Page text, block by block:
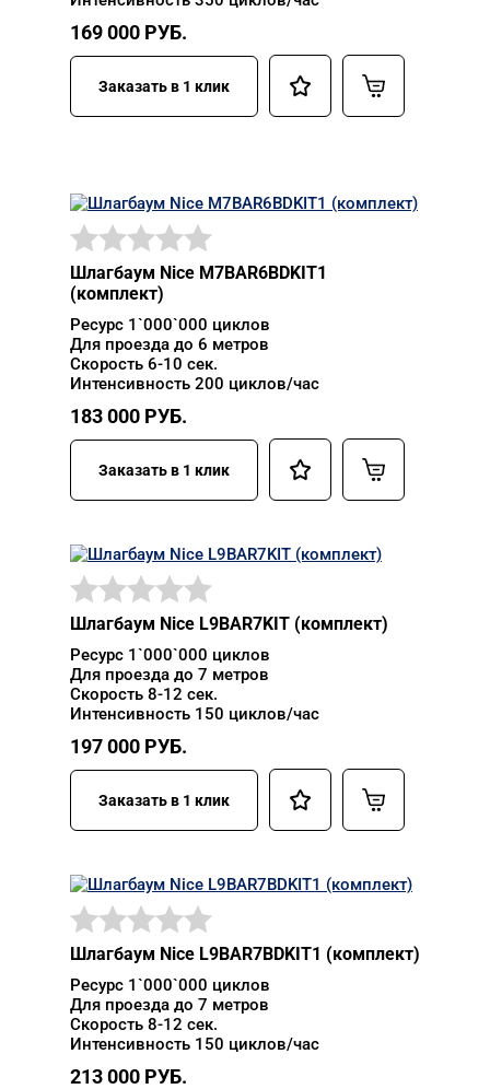
169 000 РУБ.
Заказать в 1 клик
Шлагбаум Nice M7BAR6BDKIT1
(комплект)
Ресурс 1`000`000 циклов
Для проезда до 6 метров
Скорость 6-10 сек.
Интенсивность 200 циклов/час
183 000 РУБ.
Заказать в 1 клик
Шлагбаум Nice L9BAR7KIT (комплект)
Ресурс 1`000`000 циклов
Для проезда до 7 метров
Скорость 8-12 сек.
Интенсивность 150 циклов/час
197 000 РУБ.
Заказать в 1 клик
Шлагбаум Nice L9BAR7BDKIT1 (комплект)
Ресурс 1`000`000 циклов
Для проезда до 7 метров
Скорость 8-12 сек.
Интенсивность 150 циклов/час
213 000 РУБ.